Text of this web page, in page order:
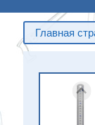
Главная